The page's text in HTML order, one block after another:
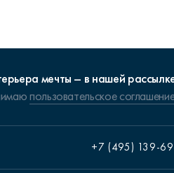
мечты – в нашей
пользовательское
+7 (495) 139-